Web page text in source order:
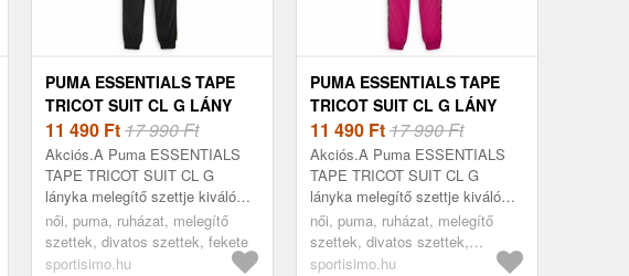
PUMA ESSENTIALS TAPE
TRICOT SUIT CL G LÁNY
MELEGÍTŐ SZETT, FEKETE,
MÉRET
11 490 Ft17 990 Ft
Akciós.A Puma ESSENTIALS
TAPE TRICOT SUIT CL G
lányka melegítő szettje kiváló
minőségű anyagból készült,
nagyon kényelmes és puha.
női, puma, ruházat, melegítő
szettek, divatos szettek, fekete
sportisimo.hu
PUMA ESSENTIALS TAPE
TRICOT SUIT CL G LÁNY
MELEGÍTŐ SZETT,
RÓZSASZÍN, MÉRET
11 490 Ft17 990 Ft
Akciós.A Puma ESSENTIALS
TAPE TRICOT SUIT CL G
lányka melegítő szettje kiváló
minőségű anyagból készült,
nagyon kényelmes és puha.
női, puma, ruházat, melegítő
szettek, divatos szettek,
rózsaszín
sportisimo.hu